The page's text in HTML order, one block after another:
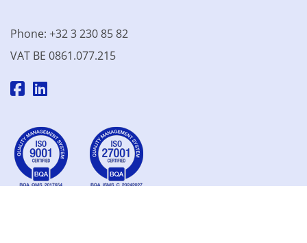
Phone: +32 3 230 85 82
VAT BE 0861.077.215